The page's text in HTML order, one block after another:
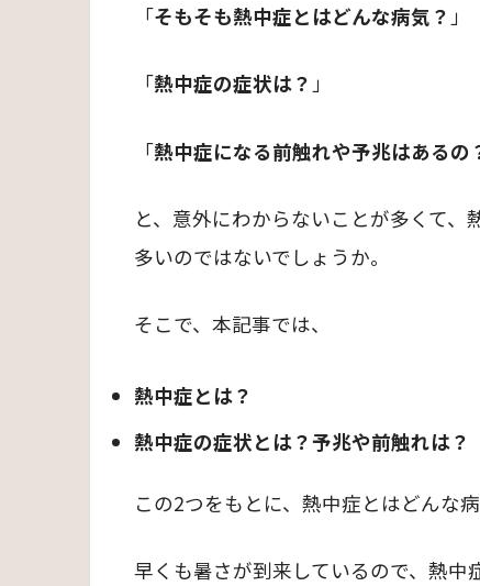
「そもそも熱中症とはどんな病気？ 」
「熱中症の症状は？ 」
「熱中症になる前触れや予兆はあるの
と、意外にわからないことが多くて
多いのではないでしょうか。
そこで、本記事では、
熱中症とは？
熱中症の症状とは？予兆や前触れは？
この2つをもとに、熱中症とはどんな
早くも暑さが到来しているので、熱中